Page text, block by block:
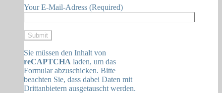
Your E-Mail-Adress (Required)
Sie müssen den Inhalt von
reCAPTCHA laden, um das
Formular abzuschicken. Bitte
beachten Sie, dass dabei Daten mit
Drittanbietern ausgetauscht werden.